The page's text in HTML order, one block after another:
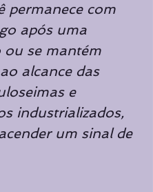
permanece com
após uma
ou se mantém
alcance das
e
industrializados,
um sinal de